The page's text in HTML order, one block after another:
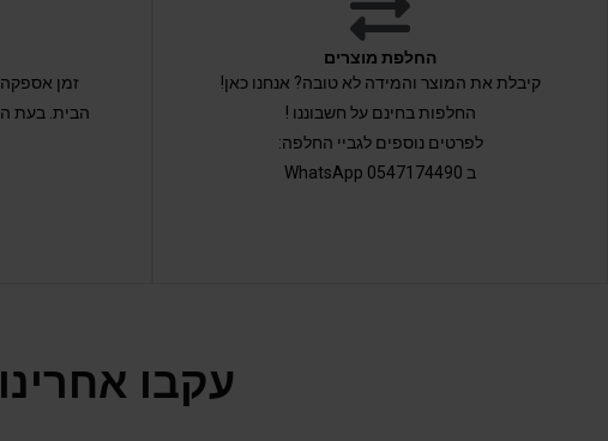
החלפת מוצרים
קיבלת את המוצר והמידה לא טובה? אנחנו כאן!
החלפות בחינם על חשבוננו !
לפרטים נוספים לגביי החלפה:
ב 0547174490 WhatsApp
הבית. בעת
עקבו